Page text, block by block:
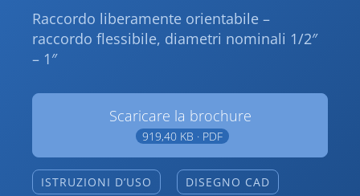
Raccordo liberamente orientabile –
raccordo flessibile, diametri nominali 1/2″
– 1″
Scaricare la brochure
919,40 KB · PDF
ISTRUZIONI D’USO DISEGNO CAD